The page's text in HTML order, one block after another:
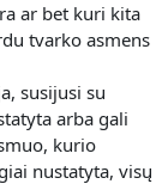
ar bet kuri kita
tvarko asmens
susijusi su
arba gali
kurio
nustatyta, visų